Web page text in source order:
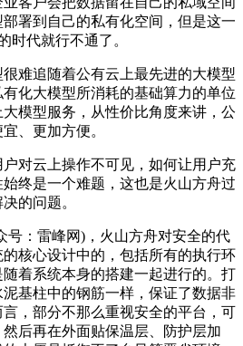
署到自己的私有化空间，但是这一
时代就行不通了。
追随着公有云上最先进的大模型
化大模型所消耗的基础算力的单位
模型服务，从性价比角度来讲，公
、更加方便。
云上操作不可见，如何让用户充
终是一个难题，这也是火山方舟过
的问题。
：雷峰网)，火山方舟对安全的代
核心设计中的，包括所有的执行环
着系统本身的搭建一起进行的。打
基柱中的钢筋一样，保证了数据非
，部分不那么重视安全的平台，可
后再在外面贴保温层、防护层加